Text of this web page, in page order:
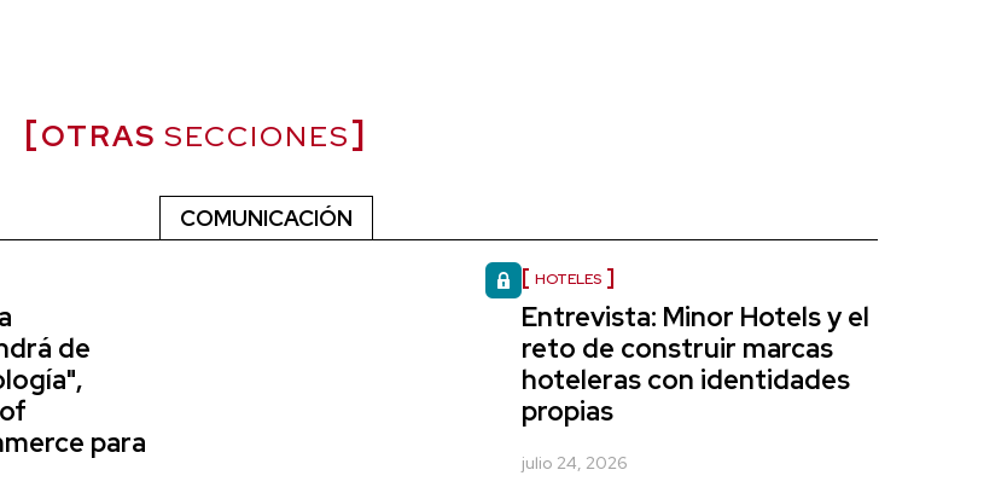
OTRAS SECCIONES
de
para
COMUNICACIÓN
HOTELES
Entrevista: Minor Hotels y el
reto de construir marcas
hoteleras con identidades
propias
julio 24, 2026